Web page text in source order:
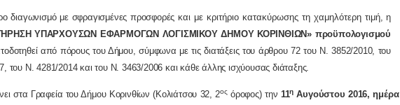
με σφραγισμένες προσφορές και με κριτήριο κατακύρωσης τη χαμηλότερη τιμή, η
ΥΠΑΡΧΟΥΣΩΝ ΕΦΑΡΜΟΓΩΝ ΛΟΓΙΣΜΙΚΟΥ ΔΗΜΟΥ ΚΟΡΙΝΘΙΩΝ» προϋπολογισμού
από πόρους του Δήμου, σύμφωνα με τις διατάξεις του άρθρου 72 του Ν. 3852/2010, του
Ν. 4281/2014 και του Ν. 3463/2006 και κάθε άλλης ισχύουσας διάταξης.
Γραφεία του Δήμου Κορινθίων (Κολιάτσου 32, 2οςόροφος) την 11η Αυγούστου 2016, ημέρα